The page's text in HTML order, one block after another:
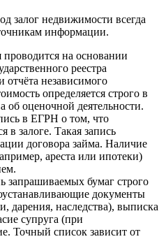
залог недвижимости всегда
информации.
проводится на основании
реестра
независимого
определяется строго в
об оценочной деятельности.
в ЕГРН о том, что
в залоге. Такая запись
договора займа. Наличие
ареста или ипотеки)
запрашиваемых бумаг строго
документы
дарения, наследства), выписка
супруга (при
Точный список зависит от